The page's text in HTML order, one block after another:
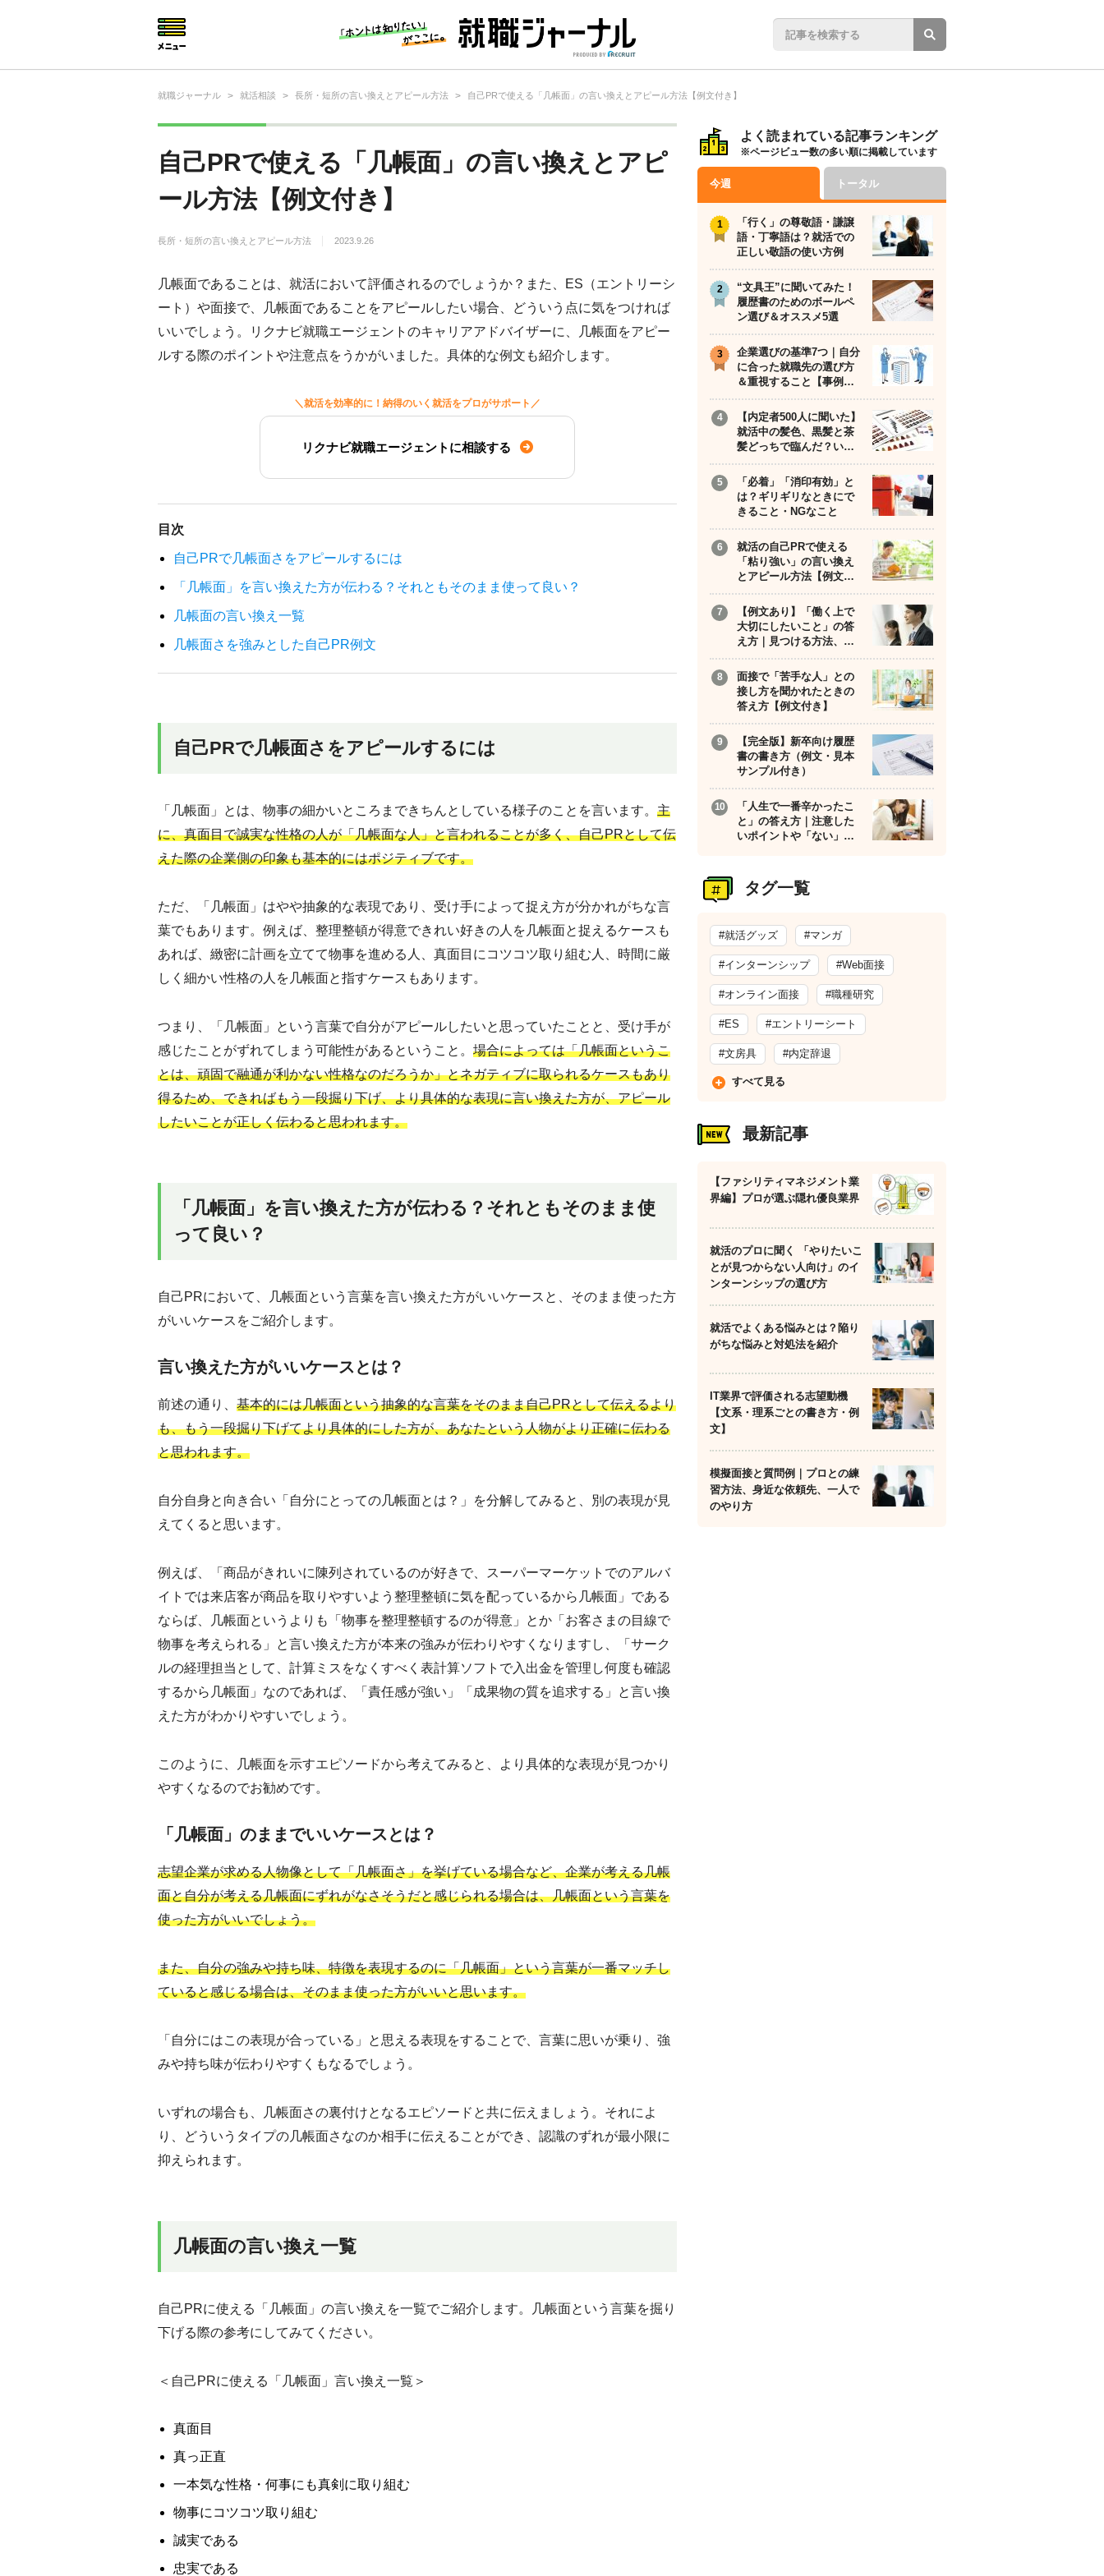
就職ジャーナル > 就活相談 > 長所・短所の言い換えとアピール方法 > 自己PRで使える「几帳面」の言い換えとアピール方法【例文付き】
自己PRで使える「几帳面」の言い換えとアピ
ール方法【例文付き】
長所・短所の言い換えとアピール方法 2023.9.26
几帳面であることは、就活において評価されるのでしょうか？また、ES（エントリーシ
ート）や面接で、几帳面であることをアピールしたい場合、どういう点に気をつければ
いいでしょう。リクナビ就職エージェントのキャリアアドバイザーに、几帳面をアピー
ルする際のポイントや注意点をうかがいました。具体的な例文も紹介します。
＼就活を効率的に！納得のいく就活をプロがサポート／
リクナビ就職エージェントに相談する
目次
自己PRで几帳面さをアピールするには
「几帳面」を言い換えた方が伝わる？それともそのまま使って良い？
几帳面の言い換え一覧
几帳面さを強みとした自己PR例文
自己PRで几帳面さをアピールするには
「几帳面」とは、物事の細かいところまできちんとしている様子のことを言います。 主
に、真面目で誠実な性格の人が「几帳面な人」と言われることが多く、自己PRとして伝
えた際の企業側の印象も基本的にはポジティブです。
ただ、「几帳面」はやや抽象的な表現であり、受け手によって捉え方が分かれがちな言
葉でもあります。例えば、整理整頓が得意できれい好きの人を几帳面と捉えるケースも
あれば、緻密に計画を立てて物事を進める人、真面目にコツコツ取り組む人、時間に厳
しく細かい性格の人を几帳面と指すケースもあります。
つまり、「几帳面」という言葉で自分がアピールしたいと思っていたことと、受け手が
感じたことがずれてしまう可能性があるということ。 場合によっては「几帳面というこ
とは、頑固で融通が利かない性格なのだろうか」とネガティブに取られるケースもあり
得るため、できればもう一段掘り下げ、より具体的な表現に言い換えた方が、アピール
したいことが正しく伝わると思われます。
「几帳面」を言い換えた方が伝わる？それともそのまま使
って良い？
自己PRにおいて、几帳面という言葉を言い換えた方がいいケースと、そのまま使った方
がいいケースをご紹介します。
言い換えた方がいいケースとは？
前述の通り、 基本的には几帳面という抽象的な言葉をそのまま自己PRとして伝えるより
も、もう一段掘り下げてより具体的にした方が、あなたという人物がより正確に伝わる
と思われます。
自分自身と向き合い「自分にとっての几帳面とは？」を分解してみると、別の表現が見
えてくると思います。
例えば、「商品がきれいに陳列されているのが好きで、スーパーマーケットでのアルバ
イトでは来店客が商品を取りやすいよう整理整頓に気を配っているから几帳面」である
ならば、几帳面というよりも「物事を整理整頓するのが得意」とか「お客さまの目線で
物事を考えられる」と言い換えた方が本来の強みが伝わりやすくなりますし、「サーク
ルの経理担当として、計算ミスをなくすべく表計算ソフトで入出金を管理し何度も確認
するから几帳面」なのであれば、「責任感が強い」「成果物の質を追求する」と言い換
えた方がわかりやすいでしょう。
このように、几帳面を示すエピソードから考えてみると、より具体的な表現が見つかり
やすくなるのでお勧めです。
「几帳面」のままでいいケースとは？
志望企業が求める人物像として「几帳面さ」を挙げている場合など、企業が考える几帳
面と自分が考える几帳面にずれがなさそうだと感じられる場合は、几帳面という言葉を
使った方がいいでしょう。
また、自分の強みや持ち味、特徴を表現するのに「几帳面」という言葉が一番マッチし
ていると感じる場合は、そのまま使った方がいいと思います。
「自分にはこの表現が合っている」と思える表現をすることで、言葉に思いが乗り、強
みや持ち味が伝わりやすくもなるでしょう。
いずれの場合も、几帳面さの裏付けとなるエピソードと共に伝えましょう。それによ
り、どういうタイプの几帳面さなのか相手に伝えることができ、認識のずれが最小限に
抑えられます。
几帳面の言い換え一覧
自己PRに使える「几帳面」の言い換えを一覧でご紹介します。几帳面という言葉を掘り
下げる際の参考にしてみてください。
＜自己PRに使える「几帳面」言い換え一覧＞
真面目
真っ正直
一本気な性格・何事にも真剣に取り組む
物事にコツコツ取り組む
誠実である
忠実である
よく読まれている記事ランキング
※ページビュー数の多い順に掲載しています
今週 トータル
「行く」の尊敬語・謙譲
語・丁寧語は？就活での
正しい敬語の使い方例
“文具王”に聞いてみた！
履歴書のためのボールペ
ン選び＆オススメ5選
企業選びの基準7つ｜自分
に合った就職先の選び方
＆重視すること【事例…
【内定者500人に聞いた】
就活中の髪色、黒髪と茶
髪どっちで臨んだ？い…
「必着」「消印有効」と
は？ギリギリなときにで
きること・NGなこと
就活の自己PRで使える
「粘り強い」の言い換え
とアピール方法【例文…
【例文あり】「働く上で
大切にしたいこと」の答
え方｜見つける方法、…
面接で「苦手な人」との
接し方を聞かれたときの
答え方【例文付き】
【完全版】新卒向け履歴
書の書き方（例文・見本
サンプル付き）
「人生で一番辛かったこ
と」の答え方｜注意した
いポイントや「ない」…
タグ一覧
#就活グッズ #マンガ
#インターンシップ #Web面接
#オンライン面接 #職種研究
#ES #エントリーシート
#文房具 #内定辞退
すべて見る
最新記事
【ファシリティマネジメント業
界編】プロが選ぶ隠れ優良業界
就活のプロに聞く 「やりたいこ
とが見つからない人向け」のイ
ンターンシップの選び方
就活でよくある悩みとは？陥り
がちな悩みと対処法を紹介
IT業界で評価される志望動機
【文系・理系ごとの書き方・例
文】
模擬面接と質問例｜プロとの練
習方法、身近な依頼先、一人で
のやり方
仕事の選び方・ヒント
仕事とは？